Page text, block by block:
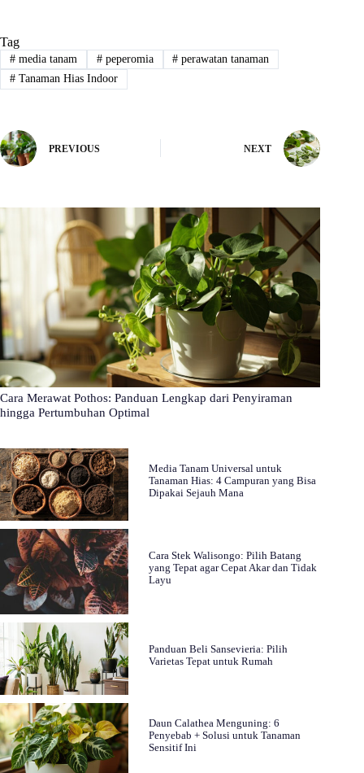
Tag
#media tanam #peperomia # perawatan tanaman
#Tanaman Hias Indoor
PREVIOUS NEXT
Cara Merawat Pothos: Panduan Lengkap dari Penyiraman
hingga Pertumbuhan Optimal
Media Tanam Universal untuk
Tanaman Hias: 4 Campuran yang Bisa
Dipakai Sejauh Mana
Cara Stek Walisongo: Pilih Batang
yang Tepat agar Cepat Akar dan Tidak
Layu
Panduan Beli Sansevieria: Pilih
Varietas Tepat untuk Rumah
Daun Calathea Menguning: 6
Penyebab + Solusi untuk Tanaman
Sensitif Ini